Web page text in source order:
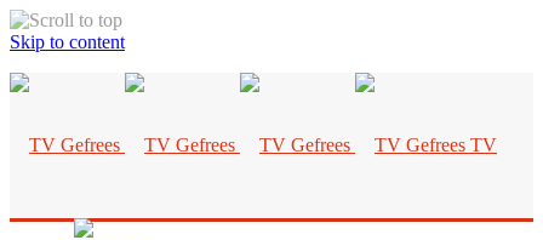
Skip to content
TV